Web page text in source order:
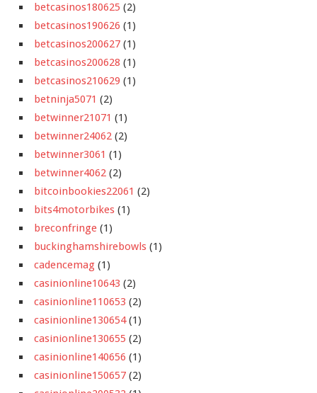
betcasinos180625 (2)
betcasinos190626 (1)
betcasinos200627 (1)
betcasinos200628 (1)
betcasinos210629 (1)
betninja5071 (2)
betwinner21071 (1)
betwinner24062 (2)
betwinner3061 (1)
betwinner4062 (2)
bitcoinbookies22061 (2)
bits4motorbikes (1)
breconfringe (1)
buckinghamshirebowls (1)
cadencemag (1)
casinionline10643 (2)
casinionline110653 (2)
casinionline130654(1)
casinionline130655 (2)
casinionline140656 (1)
casinionline150657 (2)